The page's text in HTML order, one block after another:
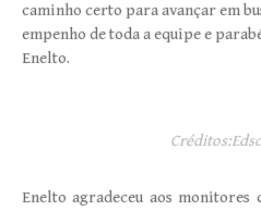
caminho certo para avançar em
empenho de toda a equipe e
Enelto.
Enelto agradeceu aos monitores